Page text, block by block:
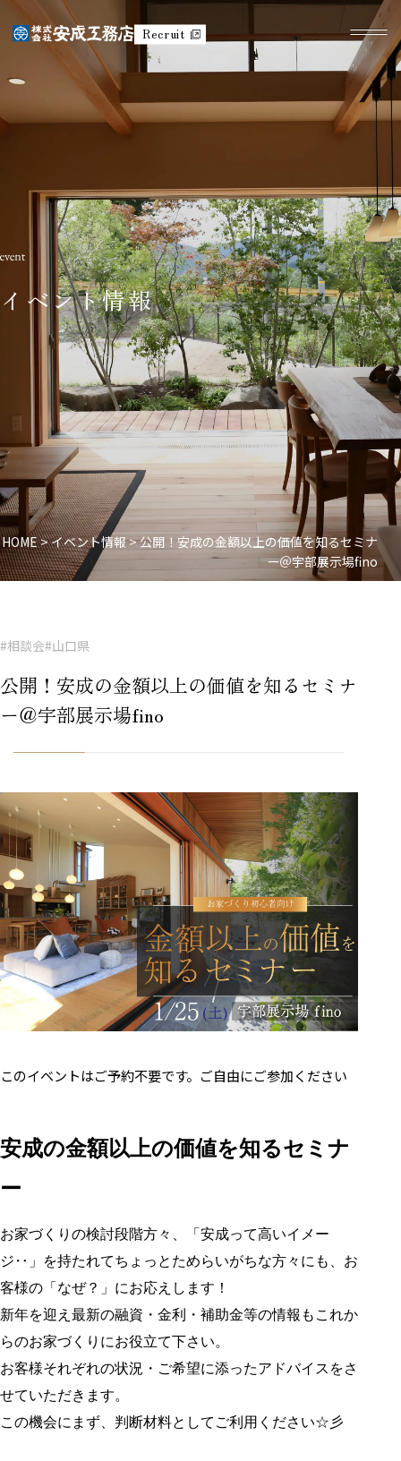
Recruit
イベント情報
HOME>イベント情報>公開！安成の金額以上の価値を知るセミナ
ー＠宇部展示場fino
#相談会#山口県
公開！安成の金額以上の価値を知るセミナ
ー＠宇部展示場fino
このイベントはご予約不要です。ご自由にご参加ください
安成の金額以上の価値を知るセミナ
ー
お家づくりの検討段階方々、「安成って高いイメー
ジ‥」を持たれてちょっとためらいがちな方々にも、お
客様の「なぜ？」にお応えします！
新年を迎え最新の融資・金利・補助金等の情報もこれか
らのお家づくりにお役立て下さい。
お客様それぞれの状況・ご希望に添ったアドバイスをさ
せていただきます。
この機会にまず、判断材料としてご利用ください☆彡